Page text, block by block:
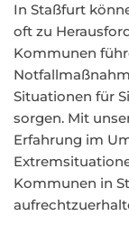
In Staßfurt
oft zu
Kommunen
Situationen für
sorgen. Mit
Erfahrung im
Kommunen in